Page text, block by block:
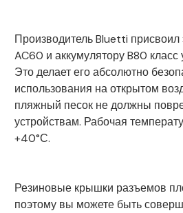
Производитель Bluetti присвоил
AC60 и аккумулятору B80 класс
Это делает его абсолютно
использования на открытом
пляжный песок не должны
устройствам. Рабочая
+40°С.
Резиновые крышки разъемов
поэтому вы можете быть